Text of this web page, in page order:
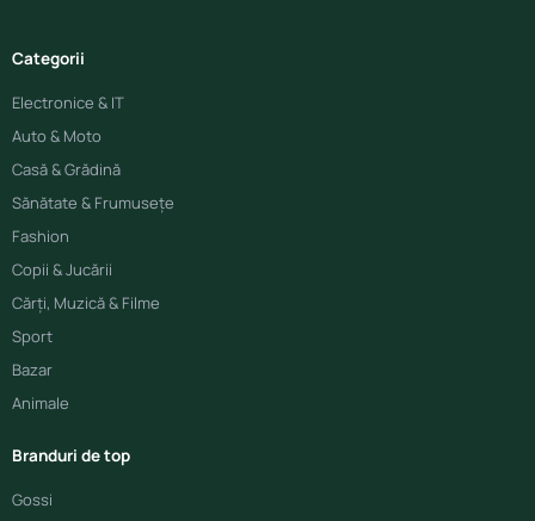
Categorii
Electronice & IT
Auto & Moto
Casă & Grădină
Sănătate & Frumusețe
Fashion
Copii & Jucării
Cărți, Muzică & Filme
Sport
Bazar
Animale
Branduri de top
Gossi